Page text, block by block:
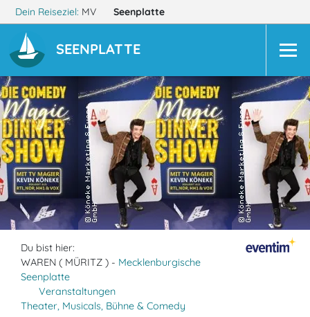
Dein Reiseziel: MV Seenplatte
SEENPLATTE
Du bist hier:
WAREN ( MÜRITZ ) - Mecklenburgische
Seenplatte
Veranstaltungen
Theater, Musicals, Bühne & Comedy